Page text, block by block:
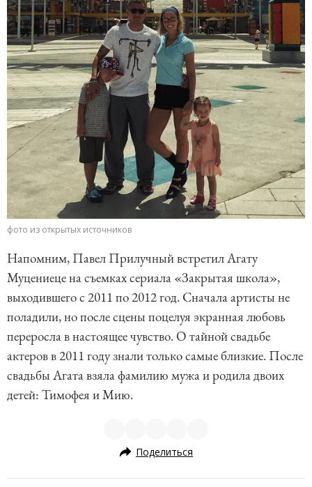
фото из открытых источников
Напомним, Павел Прилучный встретил Агату
Муцениеце на съемках сериала «Закрытая школа»,
выходившего с 2011 по 2012 год. Сначала артисты не
поладили, но после сцены поцелуя экранная любовь
переросла в настоящее чувство. О тайной свадьбе
актеров в 2011 году знали только самые близкие. После
свадьбы Агата взяла фамилию мужа и родила двоих
детей: Тимофея и Мию.
Поделиться